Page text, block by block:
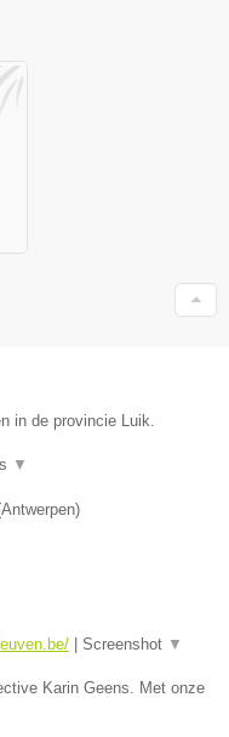
in de provincie Luik.
▼
Antwerpen)
| Screenshot ▼
Karin Geens. Met onze